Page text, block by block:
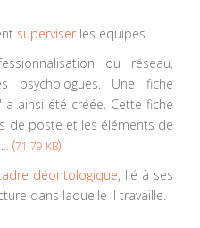
superviser les équipes.
du réseau,
psychologues. Une fiche
ainsi été créée. Cette fiche
de poste et les éléments de
(71.79 KB)
déontologique, lié à ses
dans laquelle il travaille.